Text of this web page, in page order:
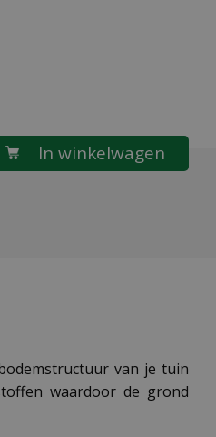
van je tuin
waardoor de grond